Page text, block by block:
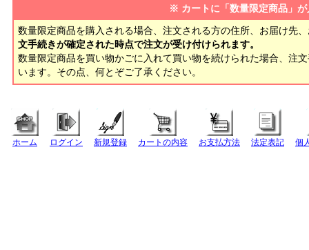
※ カートに「数量限定商品」
数量限定商品を購入される場合、注文される方の住所、お届け先
文手続きが確定された時点で注文が受け付けられます。
数量限定商品を買い物かごに入れて買い物を続けられた場合、注
います。その点、何とぞご了承ください。
ホーム ログイン 新規登録 カートの内容 お支払方法 法定表記 個